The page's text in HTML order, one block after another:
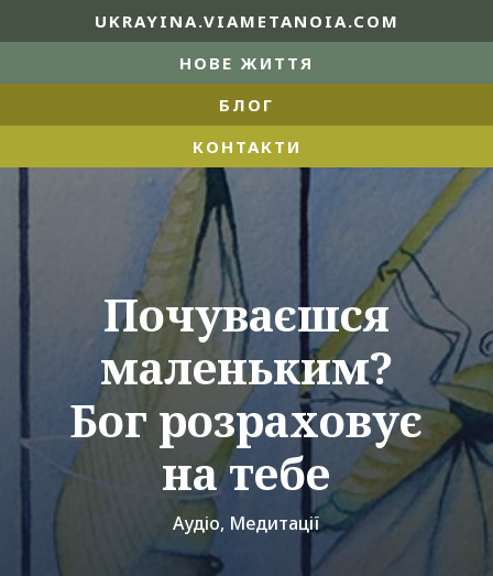
UKRAYINA.VIAMETANOIA.COM
НОВЕ ЖИТТЯ
БЛОГ
КОНТАКТИ
Почуваєшся
маленьким?
Бог розраховує
на тебе
Аудіо, Медитації